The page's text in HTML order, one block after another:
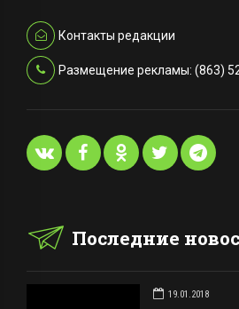
Контакты редакции
Размещение рекламы: (863)
Последние
19.01.2018